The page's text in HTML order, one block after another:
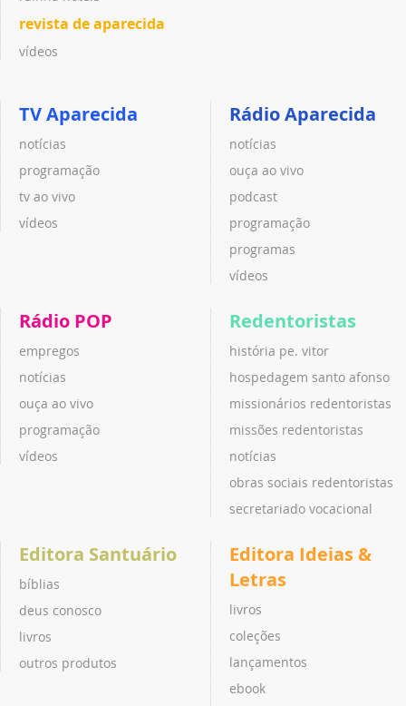
revista de aparecida
vídeos
TV Aparecida
notícias
programação
tv ao vivo
vídeos
Rádio Aparecida
notícias
ouça ao vivo
podcast
programação
programas
vídeos
Rádio POP
empregos
notícias
ouça ao vivo
programação
vídeos
Redentoristas
história pe. vitor
hospedagem santo afonso
missionários redentoristas
missões redentoristas
notícias
obras sociais redentoristas
secretariado vocacional
Editora Santuário
bíblias
deus conosco
livros
outros produtos
Editora Ideias &
Letras
livros
coleções
lançamentos
ebook